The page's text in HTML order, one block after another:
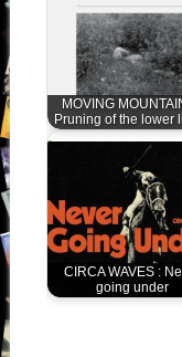
MOVING
Pruning of the lower
CIRCA WAVES :
going under